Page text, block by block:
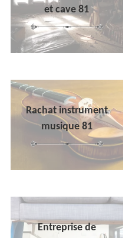
et cave 81
Rachat instrument
musique 81
Entreprise de